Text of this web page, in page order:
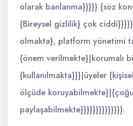
olarak banlanma}}}}} {söz
{Bireysel gizlilik} çok
olmakta}, platform yönetimi
{önem verilmekte}|korumalı
{kullanılmakta}}}|üyeler
ölçüde
paylaşabilmekte}}}}}}}}}}}}}}.